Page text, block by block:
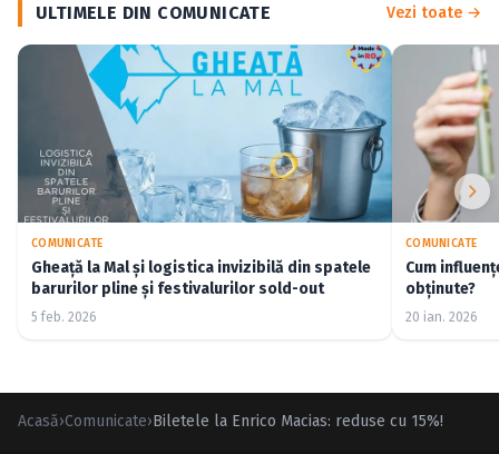
ULTIMELE DIN COMUNICATE Vezi toate →
COMUNICATE
Gheață la Mal și logistica invizibilă din spatele
barurilor pline și festivalurilor sold-out
5 feb. 2026
COMUNICATE
Cum
obținute?
20 ian. 2026
Acasă›Comunicate›Biletele la Enrico Macias: reduse cu 15%!